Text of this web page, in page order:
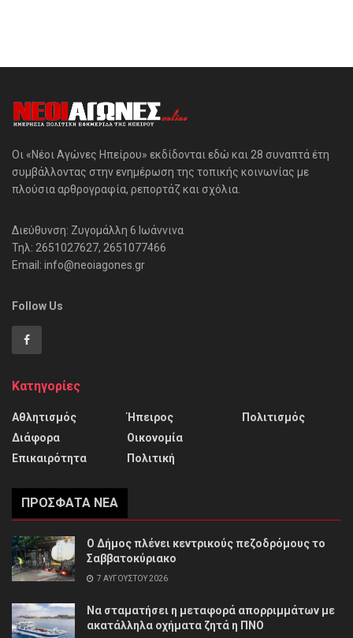
Οι «Νέοι Αγώνες Ηπείρου» εκδίδονται εδώ και 28 συναπτά έτη
συμβάλλοντας στην ενημέρωση της τοπικής κοινωνίας με
πλούσια αρθρογραφία, ρεπορτάζ και σχόλια.
Διεύθυνση: Ζυγομάλλη 6 Ιωάννινα
Τηλ: 2651027627, 2651077466
Email: info@neoiagones.gr
Follow Us
Κατηγορίες
Αθλητισμός
Διάφορα
Επικαιρότητα
Ήπειρος
Οικονομία
Πολιτική
Πολιτισμός
ΠΡΌΣΦΑΤΑ ΝΈΑ
Ο Δήμος πλένει κεντρικούς πεζοδρόμους το
Σαββατοκύριακο
7 ΑΥΓΟΎΣΤΟΥ 2026
Να σταματήσει η μεταφορά απορριμμάτων με
ακατάλληλα οχήματα ζητά η ΠΝΟ